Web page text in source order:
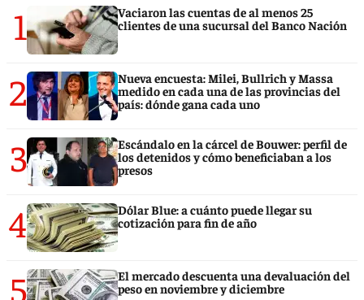
1
Vaciaron las cuentas de al menos 25
clientes de una sucursal del Banco Nación
2
Nueva encuesta: Milei, Bullrich y Massa
medido en cada una de las provincias del
país: dónde gana cada uno
3
Escándalo en la cárcel de Bouwer: perfil de
los detenidos y cómo beneficiaban a los
presos
4
Dólar Blue: a cuánto puede llegar su
cotización para fin de año
5
El mercado descuenta una devaluación del
peso en noviembre y diciembre